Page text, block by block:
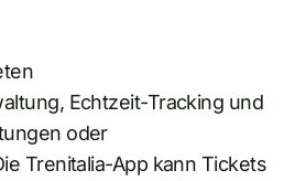
Echtzeit-Tracking und
oder
Trenitalia-App kann Tickets